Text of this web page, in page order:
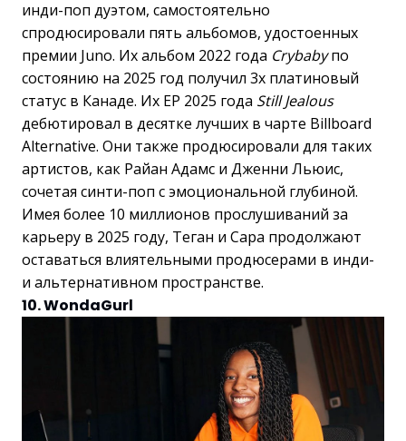
инди-поп дуэтом, самостоятельно
спродюсировали пять альбомов, удостоенных
премии Juno. Их альбом 2022 года Crybabyпо
состоянию на 2025 год получил 3x платиновый
статус в Канаде. Их EP 2025 года Still Jealous
дебютировал в десятке лучших в чарте Billboard
Alternative. Они также продюсировали для таких
артистов, как Райан Адамс и Дженни Льюис,
сочетая синти-поп с эмоциональной глубиной.
Имея более 10 миллионов прослушиваний за
карьеру в 2025 году, Теган и Сара продолжают
оставаться влиятельными продюсерами в инди-
и альтернативном пространстве.
10. WondaGurl